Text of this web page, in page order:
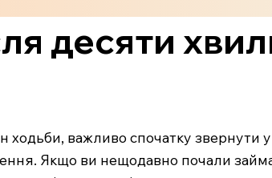
десяти
важливо спочатку звернути
Якщо ви нещодавно почали